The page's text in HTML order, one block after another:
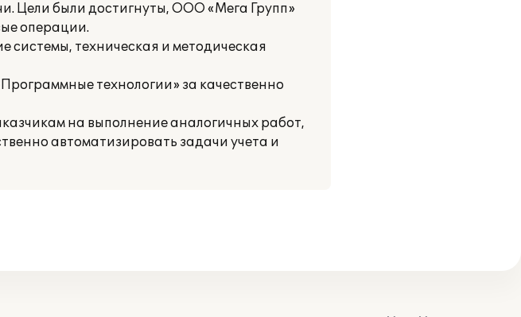
Цели были достигнуты, ООО «Мега Групп»
операции.
техническая и методическая
технологии» за качественно
на выполнение аналогичных работ,
автоматизировать задачи учета и